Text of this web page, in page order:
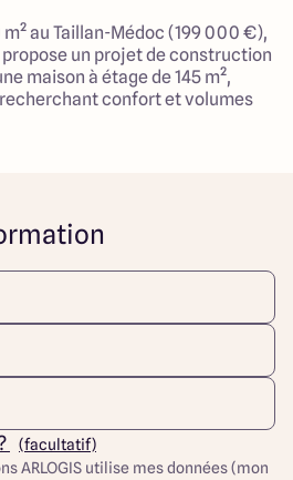
au Taillan-Médoc (199 000 €),
propose un projet de construction
maison à étage de 145 m²,
confort et volumes
m² (100 % personnalisable) :
avec cuisine ouverte
ou chambre d’appoint
suite parentale
(facultatif)
ARLOGIS utilise mes données (mon